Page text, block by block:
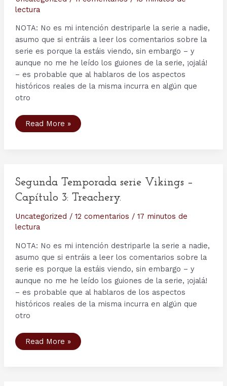
lectura
NOTA: No es mi intención destriparle la serie a nadie,
asumo que si entráis a leer los comentarios sobre la
serie es porque la estáis viendo, sin embargo – y
aunque no me he leído los guiones de la serie, ¡ojalá!
– es probable que al hablaros de los aspectos
históricos reales de la misma incurra en algún que
otro
Segunda
Temporada
in
Blood.
Read More »
Segunda Temporada serie Vikings –
Capítulo 3: Treachery.
Uncategorized / 12 comentarios / 17 minutos de
lectura
NOTA: No es mi intención destriparle la serie a nadie,
asumo que si entráis a leer los comentarios sobre la
serie es porque la estáis viendo, sin embargo – y
aunque no me he leído los guiones de la serie, ¡ojalá!
– es probable que al hablaros de los aspectos
históricos reales de la misma incurra en algún que
otro
Segunda
Read More »